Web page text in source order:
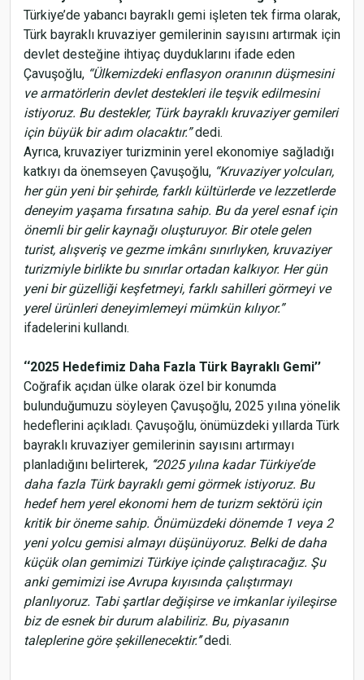
Türkiye’de yabancı bayraklı gemi işleten tek firma olarak,
Türk bayraklı kruvaziyer gemilerinin sayısını artırmak için
devlet desteğine ihtiyaç duyduklarını ifade eden
Çavuşoğlu, “Ülkemizdeki enflasyon oranının düşmesini
ve armatörlerin devlet destekleri ile teşvik edilmesini
istiyoruz. Bu destekler, Türk bayraklı kruvaziyer gemileri
için büyük bir adım olacaktır.”dedi.
Ayrıca, kruvaziyer turizminin yerel ekonomiye sağladığı
katkıyı da önemseyen Çavuşoğlu, “Kruvaziyer yolcuları,
her gün yeni bir şehirde, farklı kültürlerde ve lezzetlerde
deneyim yaşama fırsatına sahip. Bu da yerel esnaf için
önemli bir gelir kaynağı oluşturuyor. Bir otele gelen
turist, alışveriş ve gezme imkânı sınırlıyken, kruvaziyer
turizmiyle birlikte bu sınırlar ortadan kalkıyor. Her gün
yeni bir güzelliği keşfetmeyi, farklı sahilleri görmeyi ve
yerel ürünleri deneyimlemeyi mümkün kılıyor.”
ifadelerini kullandı.
‘‘2025 Hedefimiz Daha Fazla Türk Bayraklı Gemi’’
Coğrafik açıdan ülke olarak özel bir konumda
bulunduğumuzu söyleyen Çavuşoğlu, 2025 yılına yönelik
hedeflerini açıkladı. Çavuşoğlu, önümüzdeki yıllarda Türk
bayraklı kruvaziyer gemilerinin sayısını artırmayı
planladığını belirterek, ‘‘2025 yılına kadar Türkiye’de
daha fazla Türk bayraklı gemi görmek istiyoruz. Bu
hedef hem yerel ekonomi hem de turizm sektörü için
kritik bir öneme sahip. Önümüzdeki dönemde 1 veya 2
yeni yolcu gemisi almayı düşünüyoruz. Belki de daha
küçük olan gemimizi Türkiye içinde çalıştıracağız. Şu
anki gemimizi ise Avrupa kıyısında çalıştırmayı
planlıyoruz. Tabi şartlar değişirse ve imkanlar iyileşirse
biz de esnek bir durum alabiliriz. Bu, piyasanın
taleplerine göre şekillenecektir.’’dedi.